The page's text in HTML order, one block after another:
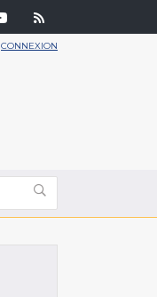
CONNEXION